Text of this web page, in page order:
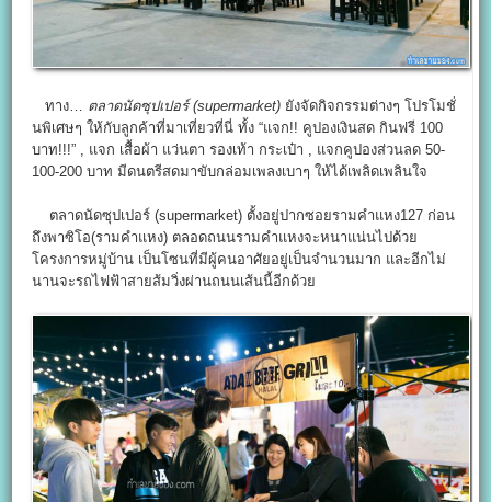
ทาง… ตลาดนัดซุปเปอร์ (supermarket) ยังจัดกิจกรรมต่างๆ โปรโมชั่
นพิเศษๆ ให้กับลูกค้าที่มาเที่ยวที่นี่ ทั้ง “แจก!! คูปองเงินสด กินฟรี 100
บาท!!!” , แจก เสื้อผ้า แว่นตา รองเท้า กระเป๋า , แจกคูปองส่วนลด 50-
100-200 บาท มีดนตรีสดมาขับกล่อมเพลงเบาๆ ให้ได้เพลิดเพลินใจ
ตลาดนัดซุปเปอร์ (supermarket) ตั้งอยู่ปากซอยรามคำแหง127 ก่อน
ถึงพาซิโอ(รามคำแหง) ตลอดถนนรามคำแหงจะหนาแน่นไปด้วย
โครงการหมู่บ้าน เป็นโซนที่มีผู้คนอาศัยอยู่เป็นจำนวนมาก และอีกไม่
นานจะรถไฟฟ้าสายส้มวิ่งผ่านถนนเส้นนี้อีกด้วย